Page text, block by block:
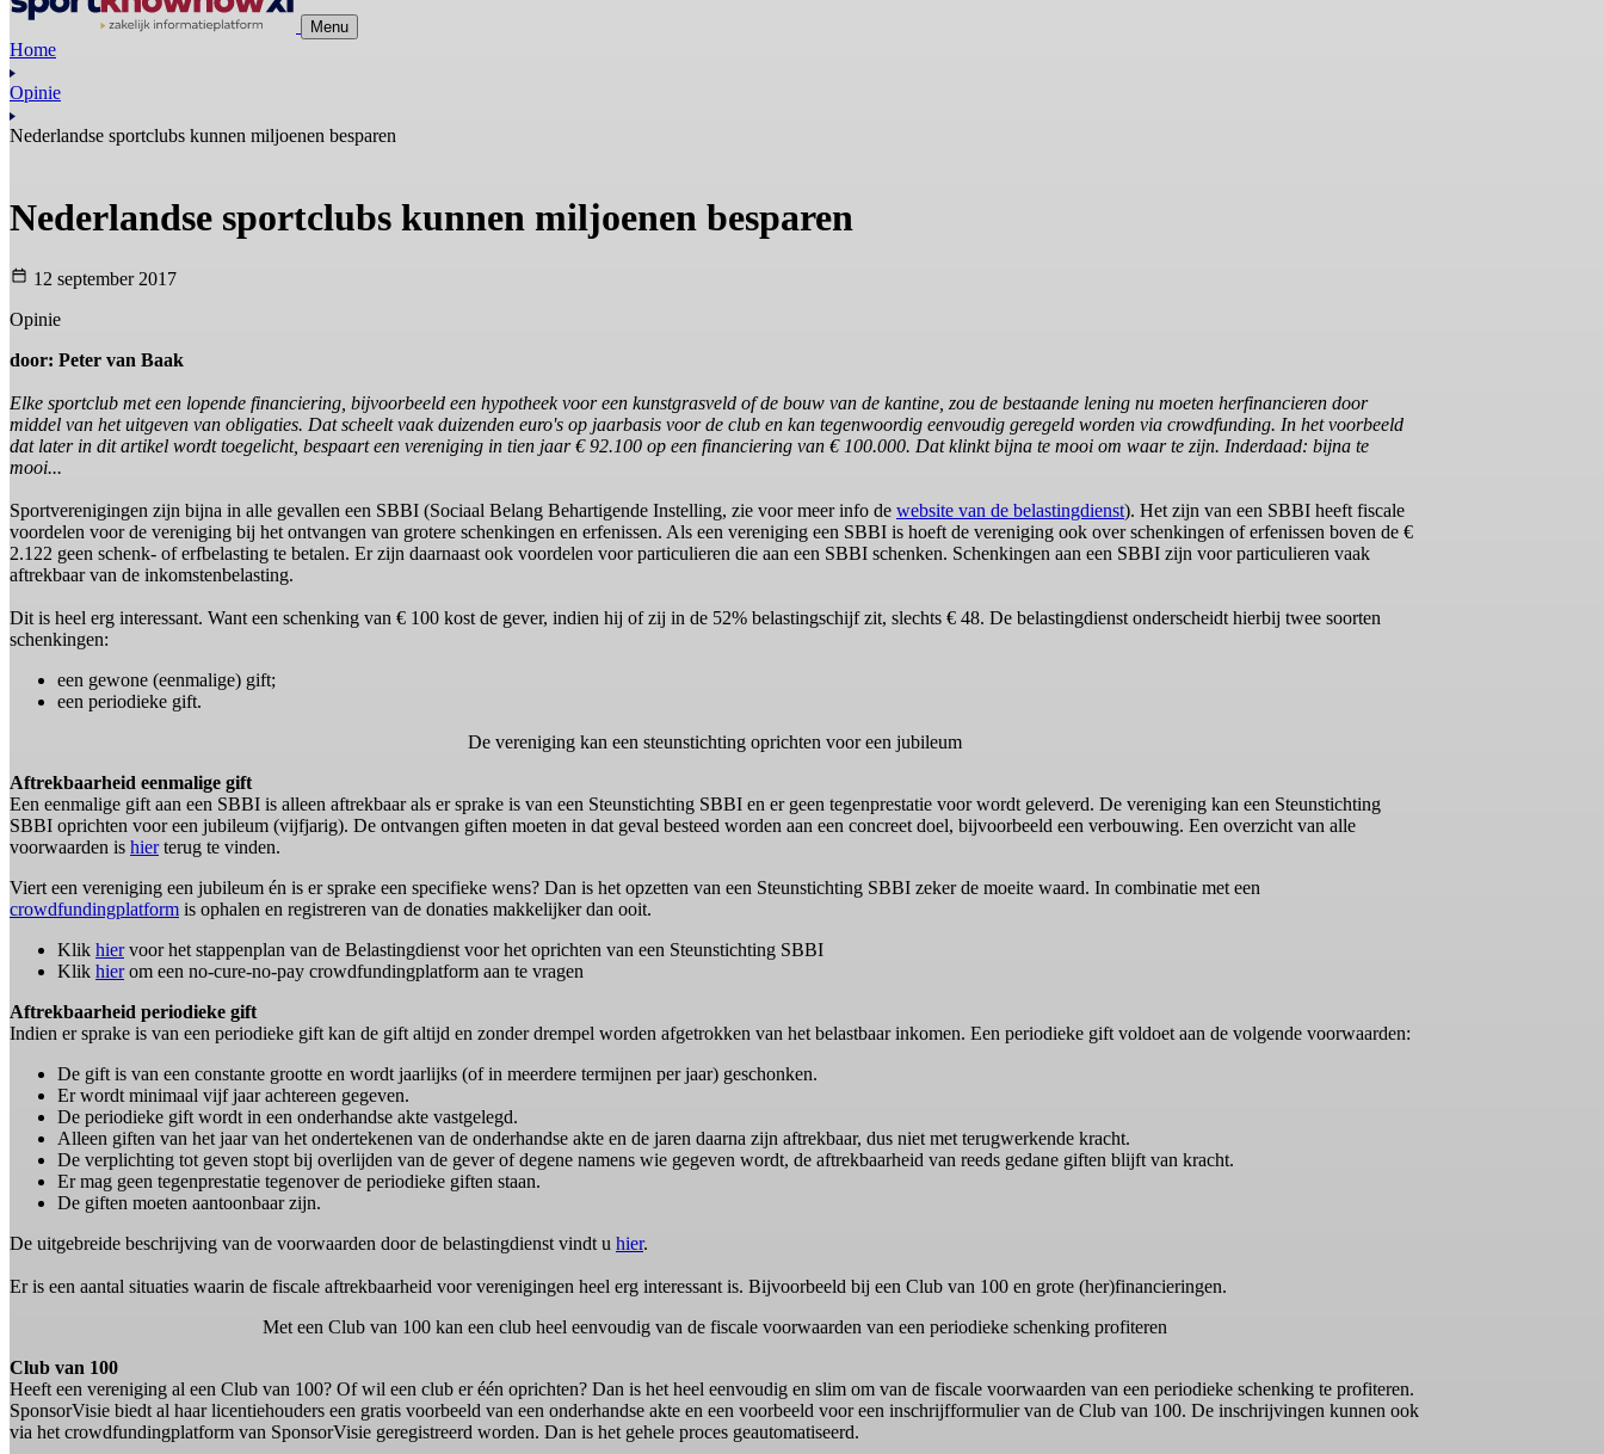
Menu
Home
Opinie
Nederlandse sportclubs kunnen miljoenen besparen
Nederlandse sportclubs kunnen miljoenen besparen
12 september 2017
Opinie
door: Peter van Baak
Elke sportclub met een lopende financiering, bijvoorbeeld een hypotheek voor een kunstgrasveld of de bouw van de kantine, zou de bestaande lening nu moeten herfinancieren door
middel van het uitgeven van obligaties. Dat scheelt vaak duizenden euro's op jaarbasis voor de club en kan tegenwoordig eenvoudig geregeld worden via crowdfunding. In het voorbeeld
dat later in dit artikel wordt toegelicht, bespaart een vereniging in tien jaar € 92.100 op een financiering van € 100.000. Dat klinkt bijna te mooi om waar te zijn. Inderdaad: bijna te
mooi...
Sportverenigingen zijn bijna in alle gevallen een SBBI (Sociaal Belang Behartigende Instelling, zie voor meer info de website van de belastingdienst). Het zijn van een SBBI heeft fiscale
voordelen voor de vereniging bij het ontvangen van grotere schenkingen en erfenissen. Als een vereniging een SBBI is hoeft de vereniging ook over schenkingen of erfenissen boven de €
2.122 geen schenk- of erfbelasting te betalen. Er zijn daarnaast ook voordelen voor particulieren die aan een SBBI schenken. Schenkingen aan een SBBI zijn voor particulieren vaak
aftrekbaar van de inkomstenbelasting.
Dit is heel erg interessant. Want een schenking van € 100 kost de gever, indien hij of zij in de 52% belastingschijf zit, slechts € 48. De belastingdienst onderscheidt hierbij twee soorten
schenkingen:
een gewone (eenmalige) gift;
een periodieke gift.
De vereniging kan een steunstichting oprichten voor een jubileum
Aftrekbaarheid eenmalige gift
Een eenmalige gift aan een SBBI is alleen aftrekbaar als er sprake is van een Steunstichting SBBI en er geen tegenprestatie voor wordt geleverd. De vereniging kan een Steunstichting
SBBI oprichten voor een jubileum (vijfjarig). De ontvangen giften moeten in dat geval besteed worden aan een concreet doel, bijvoorbeeld een verbouwing. Een overzicht van alle
voorwaarden is hierterug te vinden.
Viert een vereniging een jubileum én is er sprake een specifieke wens? Dan is het opzetten van een Steunstichting SBBI zeker de moeite waard. In combinatie met een
crowdfundingplatform is ophalen en registreren van de donaties makkelijker dan ooit.
Klik hiervoor het stappenplan van de Belastingdienst voor het oprichten van een Steunstichting SBBI
Klik hierom een no-cure-no-pay crowdfundingplatform aan te vragen
Aftrekbaarheid periodieke gift
Indien er sprake is van een periodieke gift kan de gift altijd en zonder drempel worden afgetrokken van het belastbaar inkomen. Een periodieke gift voldoet aan de volgende voorwaarden:
De gift is van een constante grootte en wordt jaarlijks (of in meerdere termijnen per jaar) geschonken.
Er wordt minimaal vijf jaar achtereen gegeven.
De periodieke gift wordt in een onderhandse akte vastgelegd.
Alleen giften van het jaar van het ondertekenen van de onderhandse akte en de jaren daarna zijn aftrekbaar, dus niet met terugwerkende kracht.
De verplichting tot geven stopt bij overlijden van de gever of degene namens wie gegeven wordt, de aftrekbaarheid van reeds gedane giften blijft van kracht.
Er mag geen tegenprestatie tegenover de periodieke giften staan.
De giften moeten aantoonbaar zijn.
De uitgebreide beschrijving van de voorwaarden door de belastingdienst vindt u hier.
Er is een aantal situaties waarin de fiscale aftrekbaarheid voor verenigingen heel erg interessant is. Bijvoorbeeld bij een Club van 100 en grote (her)financieringen.
Met een Club van 100 kan een club heel eenvoudig van de fiscale voorwaarden van een periodieke schenking profiteren
Club van 100
Heeft een vereniging al een Club van 100? Of wil een club er één oprichten? Dan is het heel eenvoudig en slim om van de fiscale voorwaarden van een periodieke schenking te profiteren.
SponsorVisie biedt al haar licentiehouders een gratis voorbeeld van een onderhandse akte en een voorbeeld voor een inschrijfformulier van de Club van 100. De inschrijvingen kunnen ook
via het crowdfundingplatform van SponsorVisie geregistreerd worden. Dan is het gehele proces geautomatiseerd.